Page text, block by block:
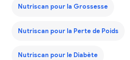
Nutriscan pour la Grossesse
Nutriscan pour la Perte de Poids
Nutriscan pour le Diabète